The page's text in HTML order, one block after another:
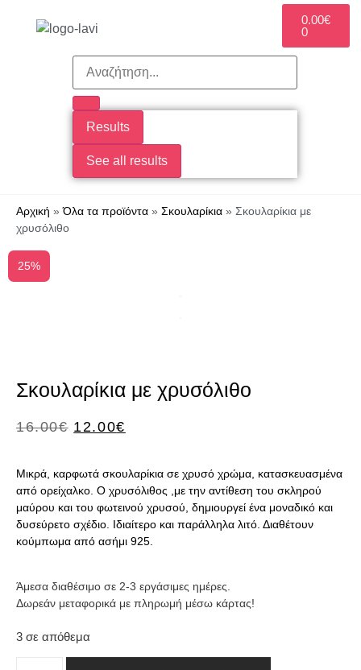
0.00€
0
Results
See all results
Αρχική »Όλα τα προϊόντα » Σκουλαρίκια » Σκουλαρίκια με
χρυσόλιθο
25%
Σκουλαρίκια με χρυσόλιθο
16.00€ 12.00€
Μικρά, καρφωτά σκουλαρίκια σε χρυσό χρώμα, κατασκευασμένα
από ορείχαλκο. Ο χρυσόλιθος ,με την αντίθεση του σκληρού
μαύρου και του φωτεινού χρυσού, δημιουργεί ένα μοναδικό και
δυσεύρετο σχέδιο. Ιδιαίτερο και παράλληλα λιτό. Διαθέτουν
κούμπωμα από ασήμι 925.
Άμεσα διαθέσιμο σε 2-3 εργάσιμες ημέρες.
Δωρεάν μεταφορικά με πληρωμή μέσω κάρτας!
3 σε απόθεμα